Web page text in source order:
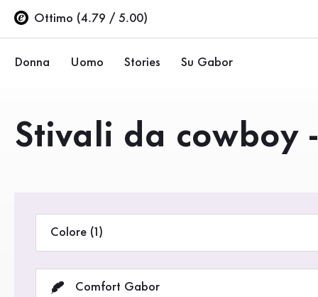
Vai al contenuto principale
Vai all’indice
Vai alla navigazione principale
Ottimo (4.79 / 5.00)
Donna
Scarpe basse
Sneakers
Stivali
Uomo
Scarpe basse
Stories Su Gabor
Sostenibilità
Prodotti
Stivali da cowboy
Colore (1)
Comfort Gabor